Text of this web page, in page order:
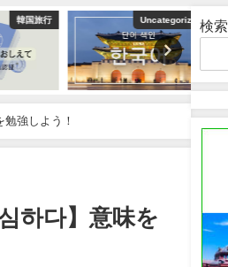
国旅行 Uncategorized
強しよう！
하다】意味を
検索